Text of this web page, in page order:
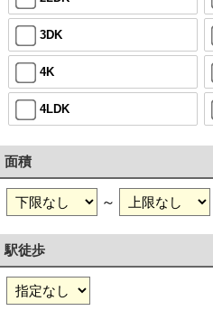
3DK
4K
4LDK
面積
～
駅徒歩